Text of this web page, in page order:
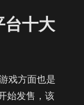
十大
戏方面也是
始发售，该